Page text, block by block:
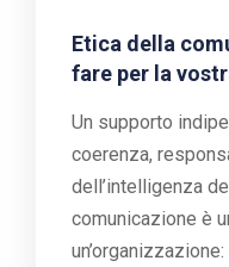
Etica della
fare per la
Un supporto
coerenza,
dell’intelligenza
comunicazione è